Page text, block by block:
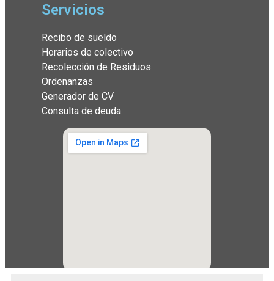
Servicios
Recibo de sueldo
Horarios de colectivo
Recolección de Residuos
Ordenanzas
Generador de CV
Consulta de deuda